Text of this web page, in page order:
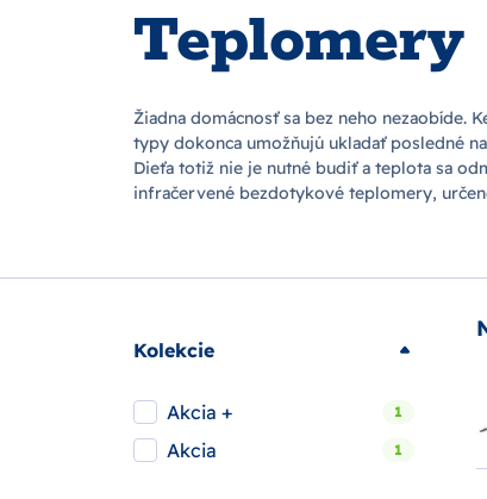
Teplomery
Žiadna domácnosť sa bez neho
typy dokonca umožňujú ukladať posledné
Dieťa totiž nie je nutné budiť a teplota sa
infračervené bezdotykové teplomery,
Kolekcie
Akcia + 1
Akcia 1